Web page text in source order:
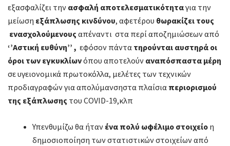
εξασφαλίζει την ασφαλή αποτελεσματικότηταγια την
μείωση εξάπλωσης κινδύνου, αφετέρου θωρακίζει τους
ενασχολούμενους απέναντι στα περί αποζημιώσεων από
‘’Αστική ευθύνη’’ , εφόσον πάντα τηρούνται αυστηρά οι
όροι των εγκυκλίωνόπου αποτελούν αναπόσπαστα μέρη
σε υγειονομικά πρωτοκόλλα, μελέτες των τεχνικών
προδιαγραφών για απολύμανσηστα πλαίσια περιορισμού
της εξάπλωσης του COVID-19,κλπ
Υπενθυμίζω θα ήταν ένα πολύ ωφέλιμο στοιχείο η
δημοσιοποίηση των στατιστικών στοιχείων από